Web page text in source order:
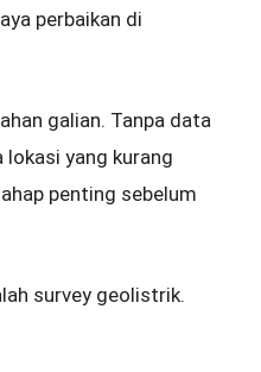
perbaikan di
galian. Tanpa data
lokasi yang kurang
penting sebelum
survey geolistrik.